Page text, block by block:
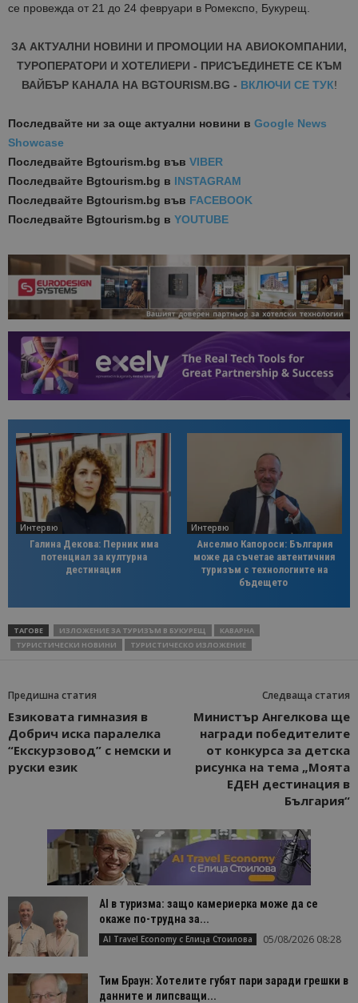
се провежда от 21 до 24 февруари в Ромекспо, Букурещ.
ЗА АКТУАЛНИ НОВИНИ И ПРОМОЦИИ НА АВИОКОМПАНИИ,
ТУРОПЕРАТОРИ И ХОТЕЛИЕРИ - ПРИСЪЕДИНЕТЕ СЕ КЪМ
ВАЙБЪР КАНАЛА НА BGTOURISM.BG - ВКЛЮЧИ СЕ ТУК!
Последвайте ни за още актуални новини в Google News
Showcase
Последвайте Bgtourism.bg във VIBER
Последвайте Bgtourism.bg в INSTAGRAM
Последвайте Bgtourism.bg във FACEBOOK
Последвайте Bgtourism.bg в YOUTUBE
Интервю
Галина Декова: Перник има
потенциал за културна
дестинация
Интервю
Анселмо Капороси: България
може да съчетае автентичния
туризъм с технологиите на
бъдещето
ТАГОВЕ ИЗЛОЖЕНИЕ ЗА ТУРИЗЪМ В БУКУРЕЩ
КАВАРНА
ТУРИСТИЧЕСКИ НОВИНИ
ТУРИСТИЧЕСКО ИЗЛОЖЕНИЕ
Предишна статия
Езиковата гимназия в
Добрич иска паралелка
“Екскурзовод” с немски и
руски език
Следваща статия
Министър Ангелкова ще
награди победителите
от конкурса за детска
рисунка на тема „Моята
ЕДЕН дестинация в
България“
AI в туризма: защо камериерка може да се
окаже по-трудна за...
AI Travel Economy с Елица Стоилова 05/08/2026 08:28
Тим Браун: Хотелите губят пари заради грешки в
данните и липсващи...